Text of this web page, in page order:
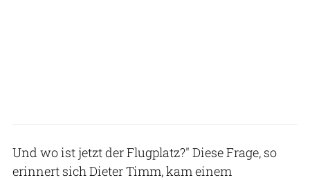
Und wo ist jetzt der Flugplatz?" Diese Frage, so
erinnert sich Dieter Timm, kam einem